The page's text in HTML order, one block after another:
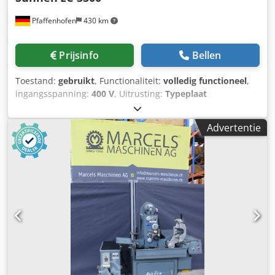
Geïntegreerde honingolievoorziening •
gereedschaphouders of ander toebehoren bijgeleverd.
Staat: Zeer goede staat! Geschikt voor alle
van de machine: Levering: uit voorraad, direct
beschikbaar, FCA Metzingen Betaling: netto - na ontvangst
Pfaffenhofen 430 km
Prijsinfo Bellen
Toestand: gebruikt, Functionaliteit: volledig functioneel,
ingangsspanning: 400 V, Uitrusting: Typeplaat
beschikbaar, documentatie / handleiding
kruisslijpmachine Sunnen Eclipse EC-3500 CGM-27,
gebruikt Djdpfxeyx Dv He Ah Aewa Diameter van de te
bewerken onderdelen – slijpbereik 1,5 – 165 mm Slag –
slijplengte 6 – 170 mm Spoed van de spindel 200 – 3.000
omwentelingen per minuut Slagfrequentie 60-500 slagen
Totale vermogensbehoefte – spindelaandrijving 4,1 kW
Slagmotor 1,1 kW Gewicht van de machine ca. 1200 kg
Diepte: 1,6 m Breedte: 1,2 m Hoogte: 1,9 m SICK
veiligheidslichtbarrière Oliefiltratie / filterinstallatie voor
de slijpvloeistof is geïntegreerd – reservefilterpatronen zijn
aanwezig Horizontale kruisslijpmachine / honmachine,
TYPE EC 3500, inclusief bedieningshandleiding
Advertentie